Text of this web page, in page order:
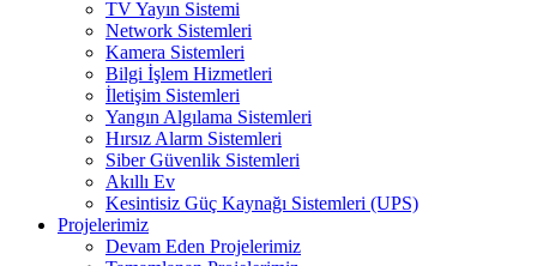
TV Yayın Sistemi
Network Sistemleri
Kamera Sistemleri
Bilgi İşlem Hizmetleri
İletişim Sistemleri
Yangın Algılama Sistemleri
Hırsız Alarm Sistemleri
Siber Güvenlik Sistemleri
Akıllı Ev
Kesintisiz Güç Kaynağı Sistemleri (UPS)
Projelerimiz
Devam Eden Projelerimiz